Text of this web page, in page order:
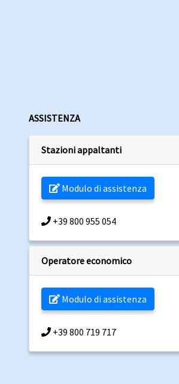
ASSISTENZA
Stazioni appaltanti
Modulo di assistenza
+39 800 955 054
Operatore economico
Modulo di assistenza
+39 800 719 717